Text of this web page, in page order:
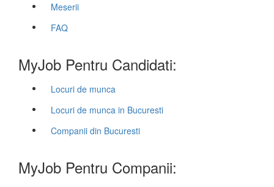
Meserii
FAQ
MyJob Pentru Candidati:
Locuri de munca
Locuri de munca in Bucuresti
Companii din Bucuresti
MyJob Pentru Companii: